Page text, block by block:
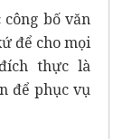
bố văn
để cho mọi
thực là
để phục vụ